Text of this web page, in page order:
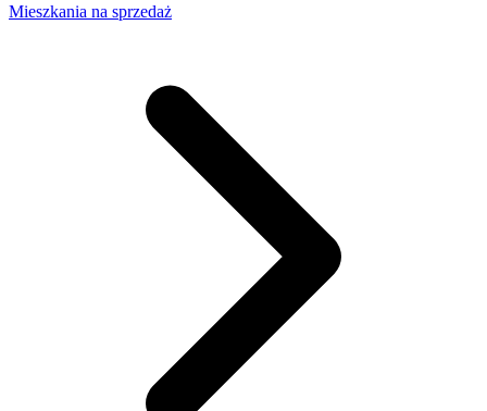
Mieszkania na sprzedaż